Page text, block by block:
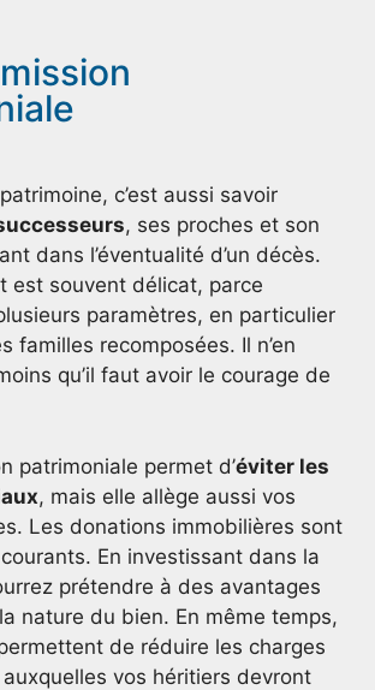
c’est aussi savoir
, ses proches et son
dans l’éventualité d’un décès.
est souvent délicat, parce
paramètres, en particulier
familles recomposées. Il n’en
qu’il faut avoir le courage de
patrimoniale permet d’éviter les
, mais elle allège aussi vos
Les donations immobilières sont
En investissant dans la
prétendre à des avantages
nature du bien. En même temps,
de réduire les charges
vos héritiers devront